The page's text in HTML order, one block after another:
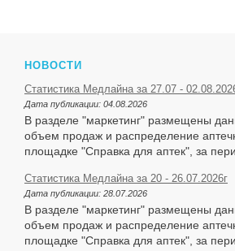
НОВОСТИ
Статистика Медлайна за 27.07 -
Дата публикации: 04.08.2026
В разделе "маркетинг" размещены
объем продаж и распределение
площадке "Справка для аптек", за
Статистика Медлайна за 20 - 26.07.2026г
Дата публикации: 28.07.2026
В разделе "маркетинг" размещены
объем продаж и распределение
площадке "Справка для аптек", за